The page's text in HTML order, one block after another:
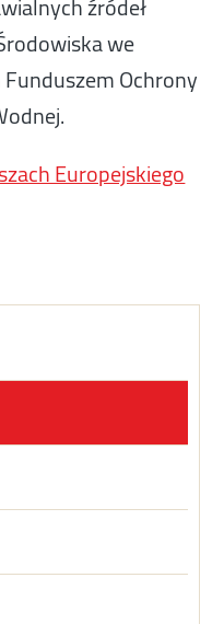
we
Ochrony
Europejskiego